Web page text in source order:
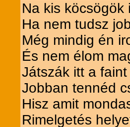
Na kis
Ha nem tudsz
Még mindig én
És nem élom
Játszák itt a
Jobban tennéd
Hisz amit
Rimelgetés